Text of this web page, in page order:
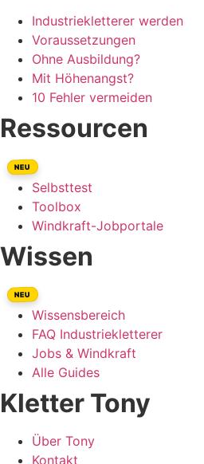
Industriekletterer werden
Voraussetzungen
Ohne Ausbildung?
Mit Höhenangst?
10 Fehler vermeiden
Ressourcen
NEU
Selbsttest
Toolbox
Windkraft-Jobportale
Wissen
NEU
Wissensbereich
FAQ Industriekletterer
Jobs & Windkraft
Alle Guides
Kletter Tony
Über Tony
Kontakt